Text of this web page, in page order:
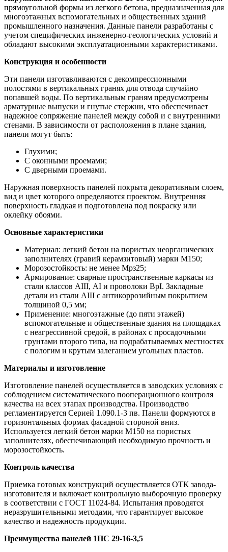
прямоугольной формы из легкого бетона, предназначенная для
многоэтажных вспомогательных и общественных зданий
промышленного назначения. Данные панели разработаны с
учетом специфических инженерно-геологических условий и
обладают высокими эксплуатационными характеристиками.
Конструкция и особенности
Эти панели изготавливаются с декомпрессионными
полостями в вертикальных гранях для отвода случайно
попавшей воды. По вертикальным граням предусмотрены
арматурные выпуски и гнутые стержни, что обеспечивает
надежное сопряжение панелей между собой и с внутренними
стенами. В зависимости от расположения в плане здания,
панели могут быть:
Глухими;
С оконными проемами;
С дверными проемами.
Наружная поверхность панелей покрыта декоративным слоем,
вид и цвет которого определяются проектом. Внутренняя
поверхность гладкая и подготовлена под покраску или
оклейку обоями.
Основные характеристики
Материал: легкий бетон на пористых неорганических
заполнителях (гравий керамзитовый) марки М150;
Морозостойкость: не менее Мрз25;
Армирование: сварные пространственные каркасы из
стали классов АIII, АI и проволоки ВрI. Закладные
детали из стали АIII с антикоррозийным покрытием
толщиной 0,5 мм;
Применение: многоэтажные (до пяти этажей)
вспомогательные и общественные здания на площадках
с неагрессивной средой, в районах с просадочными
грунтами второго типа, на подрабатываемых местностях
с пологим и крутым залеганием угольных пластов.
Материалы и изготовление
Изготовление панелей осуществляется в заводских условиях с
соблюдением систематического пооперационного контроля
качества на всех этапах производства. Производство
регламентируется Серией 1.090.1-3 пв. Панели формуются в
горизонтальных формах фасадной стороной вниз.
Используется легкий бетон марки М150 на пористых
заполнителях, обеспечивающий необходимую прочность и
морозостойкость.
Контроль качества
Приемка готовых конструкций осуществляется ОТК завода-
изготовителя и включает контрольную выборочную проверку
в соответствии с ГОСТ 11024-84. Испытания проводятся
неразрушительными методами, что гарантирует высокое
качество и надежность продукции.
Преимущества панелей 1ПС 29-16-3,5